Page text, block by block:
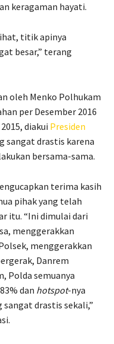
keragaman hayati.
titik apinya
besar,” terang
oleh Menko Polhukam
per Desember 2016
diakui Presiden
sangat drastis karena
bersama-sama.
terima kasih
pihak yang telah
itu. “Ini dimulai dari
menggerakkan
menggerakkan
Danrem
Polda semuanya
dan hotspot-nya
sangat drastis sekali,”